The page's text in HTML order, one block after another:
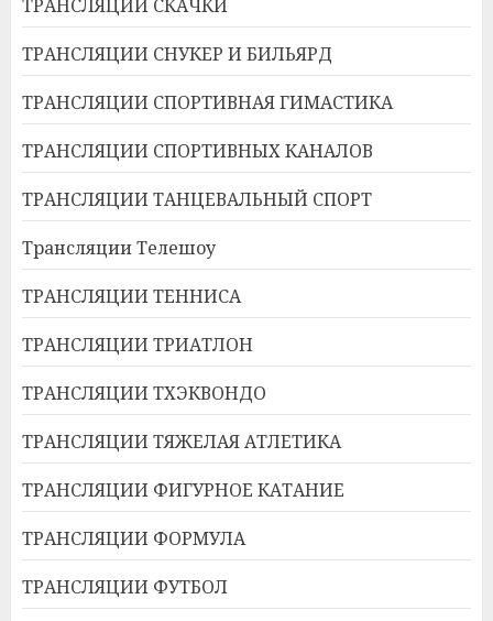
ТРАНСЛЯЦИИ СКАЧКИ
ТРАНСЛЯЦИИ СНУКЕР И БИЛЬЯРД
ТРАНСЛЯЦИИ СПОРТИВНАЯ ГИМАСТИКА
ТРАНСЛЯЦИИ СПОРТИВНЫХ КАНАЛОВ
ТРАНСЛЯЦИИ ТАНЦЕВАЛЬНЫЙ СПОРТ
Трансляции Телешоу
ТРАНСЛЯЦИИ ТЕННИСА
ТРАНСЛЯЦИИ ТРИАТЛОН
ТРАНСЛЯЦИИ ТХЭКВОНДО
ТРАНСЛЯЦИИ ТЯЖЕЛАЯ АТЛЕТИКА
ТРАНСЛЯЦИИ ФИГУРНОЕ КАТАНИЕ
ТРАНСЛЯЦИИ ФОРМУЛА
ТРАНСЛЯЦИИ ФУТБОЛ